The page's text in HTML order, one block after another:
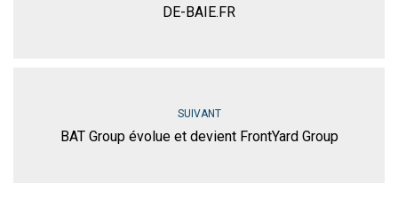
DE-BAIE.FR
SUIVANT
BAT Group évolue et devient FrontYard Group